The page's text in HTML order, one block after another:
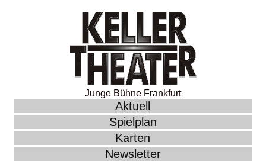
Junge Bühne Frankfurt
Aktuell
Spielplan
Karten
Newsletter